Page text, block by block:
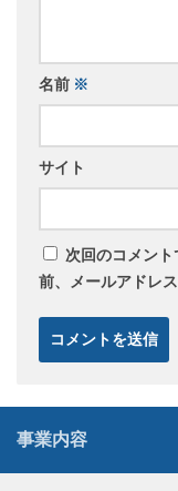
名前 ※
サイト
次回のコメン
前、メールアドレ
事業内容